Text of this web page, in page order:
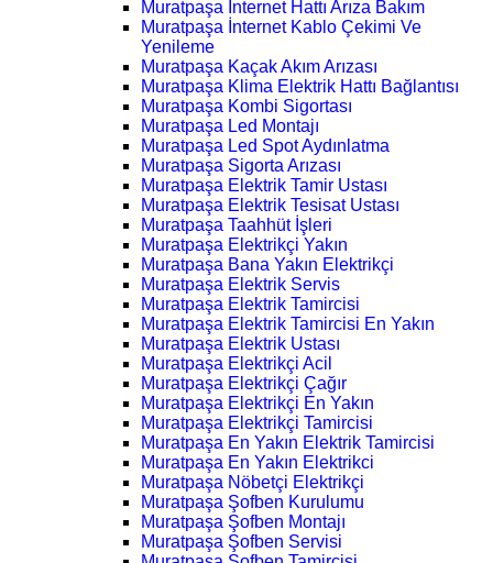
Muratpaşa İnternet Hattı Arıza Bakım
Muratpaşa İnternet Kablo Çekimi Ve
Yenileme
Muratpaşa Kaçak Akım Arızası
Muratpaşa Klima Elektrik Hattı Bağlantısı
Muratpaşa Kombi Sigortası
Muratpaşa Led Montajı
Muratpaşa Led Spot Aydınlatma
Muratpaşa Sigorta Arızası
Muratpaşa Elektrik Tamir Ustası
Muratpaşa Elektrik Tesisat Ustası
Muratpaşa Taahhüt İşleri
Muratpaşa Elektrikçi Yakın
Muratpaşa Bana Yakın Elektrikçi
Muratpaşa Elektrik Servis
Muratpaşa Elektrik Tamircisi
Muratpaşa Elektrik Tamircisi En Yakın
Muratpaşa Elektrik Ustası
Muratpaşa Elektrikçi Acil
Muratpaşa Elektrikçi Çağır
Muratpaşa Elektrikçi En Yakın
Muratpaşa Elektrikçi Tamircisi
Muratpaşa En Yakın Elektrik Tamircisi
Muratpaşa En Yakın Elektrikci
Muratpaşa Nöbetçi Elektrikçi
Muratpaşa Şofben Kurulumu
Muratpaşa Şofben Montajı
Muratpaşa Şofben Servisi